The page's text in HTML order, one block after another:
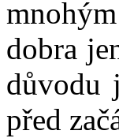
dobra
důvodu
před